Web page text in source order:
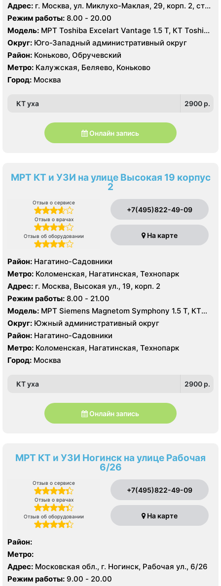
Адрес: г. Москва, ул. Миклухо-Маклая, 29, корп. 2, стр.
2
Режим работы: 8.00 - 20.00
Модель: МРТ Toshiba Excelart Vantage 1.5 Т, КТ Toshiba
Aquilion 64 среза, УЗИ
Округ: Юго-Западный административный округ
Район: Коньково, Обручевский
Метро: Калужская, Беляево, Коньково
Город: Москва
КТ уха 2900 p.
Онлайн запись
МРТ КТ и УЗИ на улице Высокая 19 корпус
2
Отзыв о сервисе
Отзыв о врачах
Отзыв об оборудовании
+7(495)822-49-09
На карте
Район: Нагатино-Садовники
Метро: Коломенская, Нагатинская, Технопарк
Адрес: г. Москва, Высокая ул., 19, корп. 2
Режим работы: 8.00 - 21.00
Модель: МРТ Siemens Magnetom Symphony 1.5 Т, КТ
Siemens SOMATOM Emotion 16 срезов, УЗИ Philips
Ultrasound HD9
Округ: Южный административный округ
Район: Нагатино-Садовники
Метро: Коломенская, Нагатинская, Технопарк
Город: Москва
КТ уха 2900 p.
Онлайн запись
МРТ КТ и УЗИ Ногинск на улице Рабочая
6/26
Отзыв о сервисе
Отзыв о врачах
Отзыв об оборудовании
+7(495)822-49-09
На карте
Район:
Метро:
Адрес: Московская обл., г. Ногинск, Рабочая ул., 6/26
Режим работы: 9.00 - 20.00